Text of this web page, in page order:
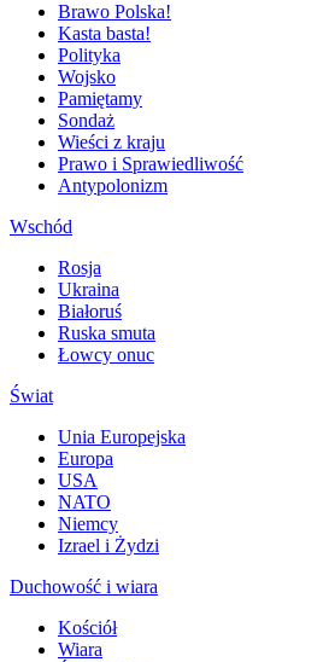
Brawo Polska!
Kasta basta!
Polityka
Wojsko
Pamiętamy
Sondaż
Wieści z kraju
Prawo i Sprawiedliwość
Antypolonizm
Wschód
Rosja
Ukraina
Białoruś
Ruska smuta
Łowcy onuc
Świat
Unia Europejska
Europa
USA
NATO
Niemcy
Izrael i Żydzi
Duchowość i wiara
Kościół
Wiara